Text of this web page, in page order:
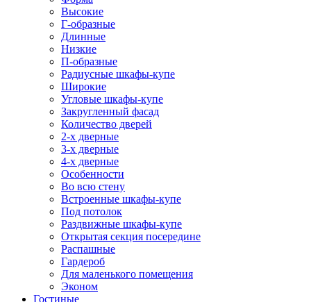
Высокие
Г-образные
Длинные
Низкие
П-образные
Радиусные шкафы-купе
Широкие
Угловые шкафы-купе
Закругленный фасад
Количество дверей
2-х дверные
3-х дверные
4-х дверные
Особенности
Во всю стену
Встроенные шкафы-купе
Под потолок
Раздвижные шкафы-купе
Открытая секция посередине
Распашные
Гардероб
Для маленького помещения
Эконом
Гостиные